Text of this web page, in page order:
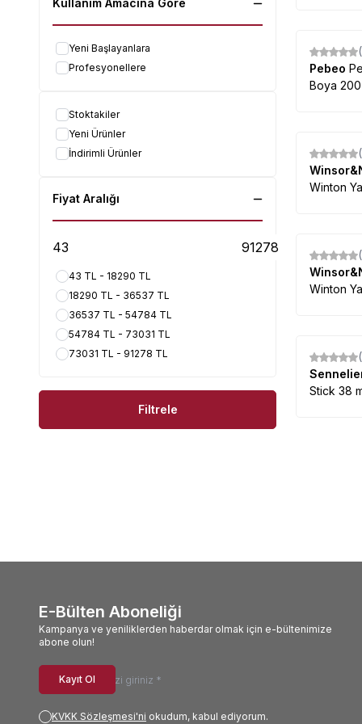
Kullanım Amacına Göre
Yeni Başlayanlara
Profesyonellere
Stoktakiler
Yeni Ürünler
İndirimli Ürünler
Fiyat Aralığı
43 TL - 18290 TL
18290 TL - 36537 TL
36537 TL - 54784 TL
54784 TL - 73031 TL
73031 TL - 91278 TL
Filtrele
Pebeo
Boya 200
Winton
Winton
Stick 38
E-Bülten Aboneliği
Kampanya ve yeniliklerden haberdar olmak için e-bültenimize
abone olun!
Kayıt Ol
KVKK Sözleşmesi'ni okudum, kabul ediyorum.